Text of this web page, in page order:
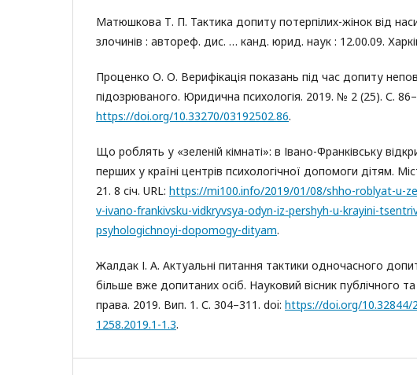
Матюшкова Т. П. Тактика допиту потерпілих-жінок від
злочинів : автореф. дис. … канд. юрид. наук : 12.00.09.
Проценко О. О. Верифікація показань під час допиту
підозрюваного. Юридична психологія. 2019. № 2 (25). С.
https://doi.org/10.33270/03192502.86.
Що роблять у «зеленій кімнаті»: в Івано-Франківську
перших у країні центрів психологічної допомоги дітям.
21. 8 січ. URL: https://mi100.info/2019/01/08/shho-roblyat-u-
v-ivano-frankivsku-vidkryvsya-odyn-iz-pershyh-u-krayini-
psyhologichnoyi-dopomogy-dityam.
Жалдак І. А. Актуальні питання тактики одночасного
більше вже допитаних осіб. Науковий вісник публічного
права. 2019. Вип. 1. С. 304–311. doi: https://doi.org/10.32844/
1258.2019.1-1.3.